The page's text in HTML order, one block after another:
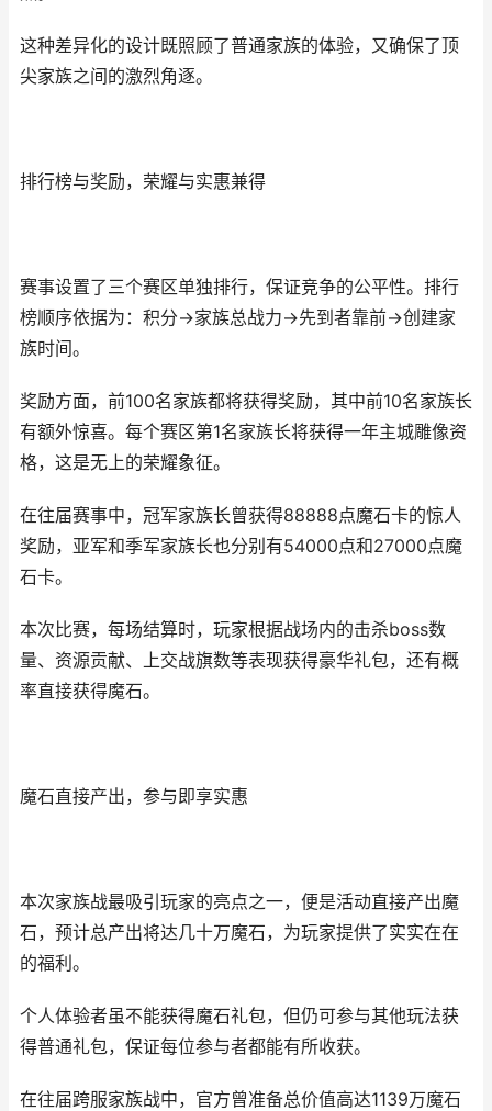
这种差异化的设计既照顾了普通家族的体验，又确保了顶
尖家族之间的激烈角逐。
排行榜与奖励，荣耀与实惠兼得
赛事设置了三个赛区单独排行，保证竞争的公平性。排行
榜顺序依据为：积分→家族总战力→先到者靠前→创建家
族时间。
奖励方面，前100名家族都将获得奖励，其中前10名家族长
有额外惊喜。每个赛区第1名家族长将获得一年主城雕像资
格，这是无上的荣耀象征。
在往届赛事中，冠军家族长曾获得88888点魔石卡的惊人
奖励，亚军和季军家族长也分别有54000点和27000点魔
石卡。
本次比赛，每场结算时，玩家根据战场内的击杀boss数
量、资源贡献、上交战旗数等表现获得豪华礼包，还有概
率直接获得魔石。
魔石直接产出，参与即享实惠
本次家族战最吸引玩家的亮点之一，便是活动直接产出魔
石，预计总产出将达几十万魔石，为玩家提供了实实在在
的福利。
个人体验者虽不能获得魔石礼包，但仍可参与其他玩法获
得普通礼包，保证每位参与者都能有所收获。
在往届跨服家族战中，官方曾准备总价值高达1139万魔石